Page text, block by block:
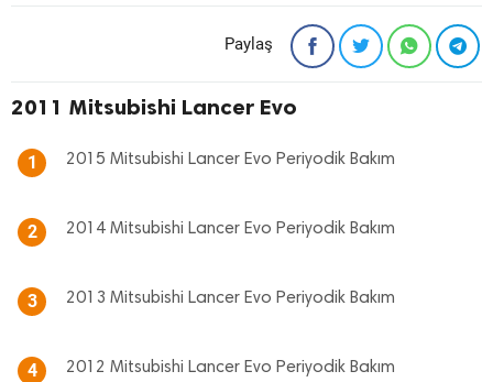
Paylaş
2011 Mitsubishi Lancer Evo
1 2015 Mitsubishi Lancer Evo Periyodik Bakım
2 2014 Mitsubishi Lancer Evo Periyodik Bakım
3 2013 Mitsubishi Lancer Evo Periyodik Bakım
4 2012 Mitsubishi Lancer Evo Periyodik Bakım